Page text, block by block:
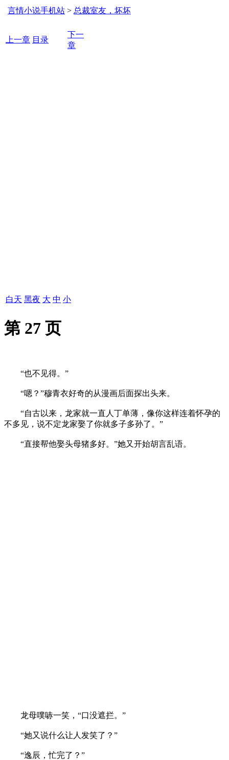
言情小说手机站 > 总裁室友，坏坏
上一章 目录
下一
章
白天 黑夜 大 中 小
第 27 页
“也不见得。”
“嗯？”穆青衣好奇的从漫画后面探出头来。
“自古以来，龙家就一直人丁单薄，像你这样连着怀孕的
不多见，说不定龙家娶了你就多子多孙了。”
“直接帮他娶头母猪多好。”她又开始胡言乱语。
龙母噗哧一笑，“口没遮拦。”
“她又说什么让人发笑了？”
“逸辰，忙完了？”